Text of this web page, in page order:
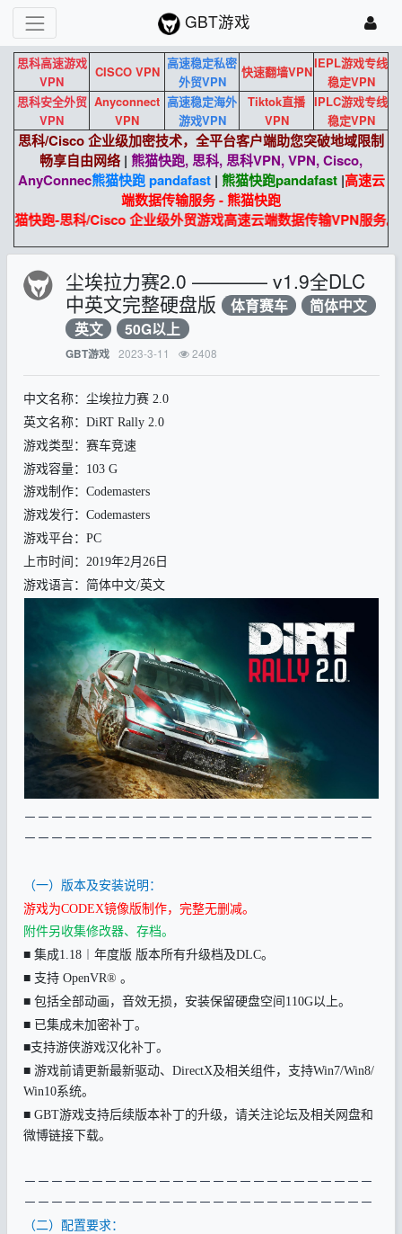
GBT游戏
思科高速游戏
VPN
CISCO VPN
高速稳定私密
外贸VPN
快速翻墙VPN
IEPL游戏专线
稳定VPN
思科安全外贸
VPN
Anyconnect
VPN
高速稳定海外
游戏VPN
Tiktok直播
VPN
IPLC游戏专线
稳定VPN
思科/Cisco 企业级加密技术，全平台客户端助您突破地域限制
畅享自由网络 | 熊猫快跑, 思科, 思科VPN, VPN, Cisco,
AnyConnec熊猫快跑 pandafast| 熊猫快跑pandafast|高速云
端数据传输服务 - 熊猫快跑
熊猫快跑-思科/Cisco 企业级外贸游戏高速云端数据传输VPN服务。
尘埃拉力赛2.0 ———— v1.9全DLC
中英文完整硬盘版 体育赛车
简体中文
英文
50G以上
GBT游戏 2023-3-11 2408
中文名称：尘埃拉力赛 2.0
英文名称：DiRT Rally 2.0
游戏类型：赛车竞速
游戏容量：103 G
游戏制作：Codemasters
游戏发行：Codemasters
游戏平台：PC
上市时间：2019年2月26日
游戏语言：简体中文/英文
－ －－－－－－－－－－－－－－－－－－－－－－－－－
－－－－－ －－－－－ －－－－－ －－－－－ －－－－－ －
（一）版本及安装说明：
游戏为CODEX镜像版制作，完整无删减。
附件另收集修改器、存档。
■ 集成1.18︱年度版 版本所有升级档及DLC。
■ 支持 OpenVR® 。
■ 包括全部动画，音效无损，安装保留硬盘空间110G以上。
■ 已集成未加密补丁。
■支持游侠游戏汉化补丁。
■ 游戏前请更新最新驱动、DirectX及相关组件，支持Win7/Win8/
Win10系统。
■ GBT游戏支持后续版本补丁的升级，请关注论坛及相关网盘和
微博链接下载。
－ －－－－－－－－－－－－－－－－－－－－－－－－－
－－－－－ －－－－－ －－－－－ －－－－－ －－－－－ －
（二）配置要求：